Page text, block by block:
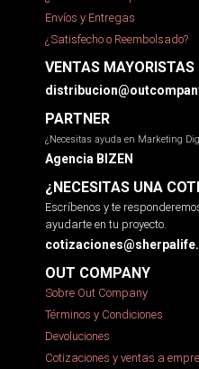
Envíos y Entregas
¿Satisfecho o Reembolsado?
VENTAS MAYORISTAS
PARTNER
¿Necesitas ayuda en Marketing
Agencia BIZEN
¿NECESITAS UNA
Escríbenos y te
ayudarte en tu proyecto.
OUT COMPANY
Sobre Out Company
Términos y Condiciones
Devoluciones
Cotizaciones y ventas a